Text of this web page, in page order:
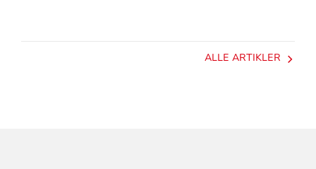
ALLE ARTIKLER